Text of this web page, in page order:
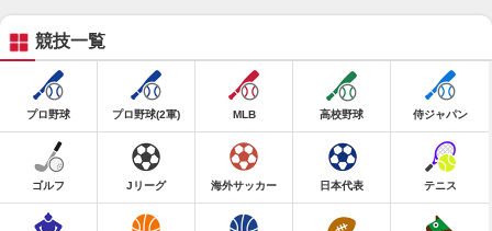
競技一覧
プロ野球 プロ野球(2軍) MLB 高校野球 侍ジャパン
ゴルフ Jリーグ 海外サッカー 日本代表 テニス